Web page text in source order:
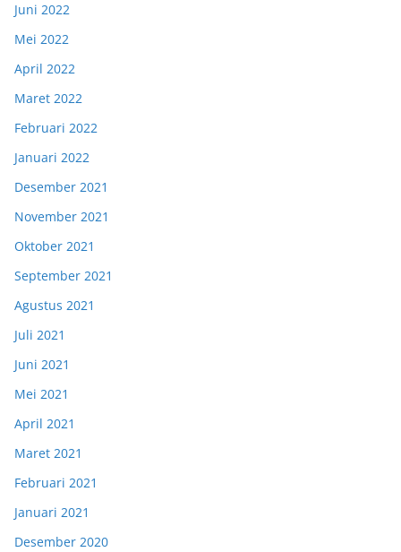
Juni 2022
Mei 2022
April 2022
Maret 2022
Februari 2022
Januari 2022
Desember 2021
November 2021
Oktober 2021
September 2021
Agustus 2021
Juli 2021
Juni 2021
Mei 2021
April 2021
Maret 2021
Februari 2021
Januari 2021
Desember 2020